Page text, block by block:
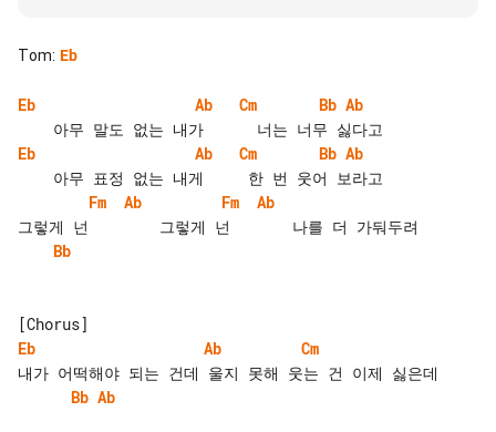
Tom: Eb
Eb Ab Cm Bb Ab
Eb
Ab Cm Bb Ab
Fm
Ab Fm
Ab
Bb
Eb
Ab
Cm
Bb Ab